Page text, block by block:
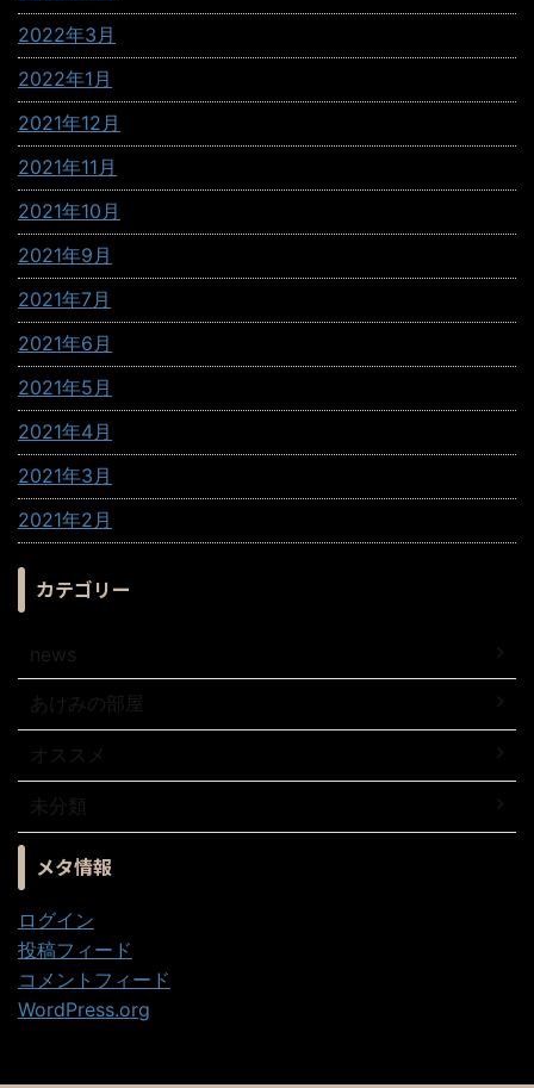
2022年3月
2022年1月
2021年12月
2021年11月
2021年10月
2021年9月
2021年7月
2021年6月
2021年5月
2021年4月
2021年3月
2021年2月
カテゴリー
news
あけみの部屋
オススメ
未分類
メタ情報
ログイン
投稿フィード
コメントフィード
WordPress.org